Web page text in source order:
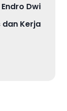
Dwi
Kerja